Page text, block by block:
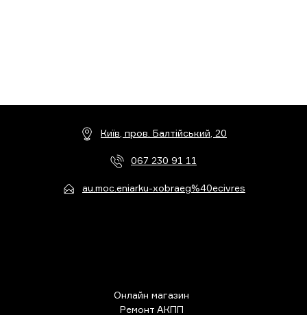
Київ, пров. Балтійський, 20
067 230 91 11
au.moc.eniarku-xobraeg%40ecivres
Онлайн магазин
Ремонт АКПП